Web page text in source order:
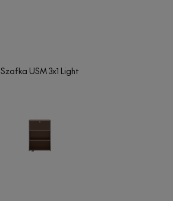
Szafka USM 3x1 Light